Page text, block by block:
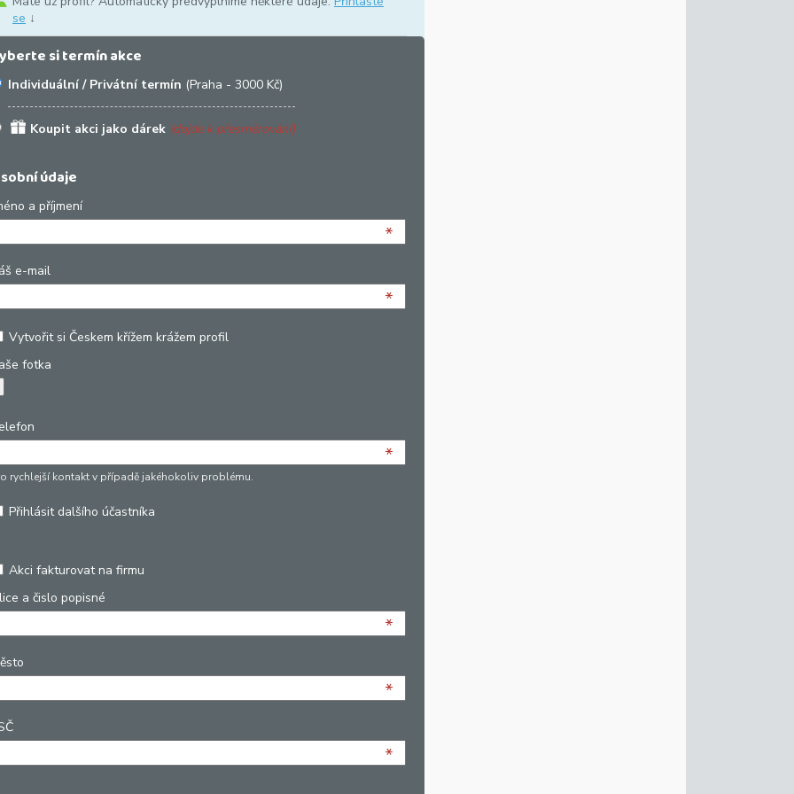
se ↓
si termín akce
Individuální / Privátní termín (Praha - 3000 Kč)
Koupit akci jako dárek (dojde k přesměrování)
údaje
a příjmení
*
e-mail
*
Vytvořit si Českem křížem krážem profil
fotka
*
rychlejší kontakt v případě jakéhokoliv problému.
Přihlásit dalšího účastníka
Akci fakturovat na firmu
a čislo popisné
*
*
*